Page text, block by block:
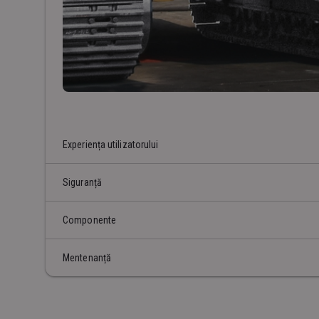
Experiența utilizatorului
Siguranță
Componente
Mentenanță